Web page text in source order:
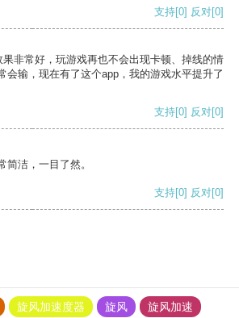
支持[0] 反对[0]
非常好，玩游戏再也不会出现卡顿、掉线的情
会输，现在有了这个app，我的游戏水平提升了
支持[0] 反对[0]
简洁，一目了然。
支持[0] 反对[0]
旋风加速度器 旋风
旋风加速